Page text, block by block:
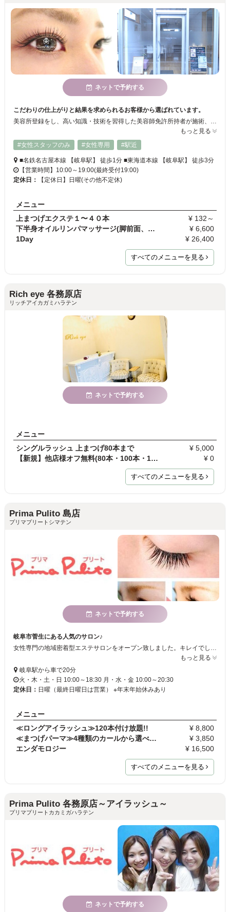
ネットで予約する
こだわりの仕上がりと結果を求められるお客様から選ばれています。
美容所登録をし、高い知識・技術を習得した美容師免許所持者が施術、スクールも併設の安心・安全なサロンです。 心安らぐひと時をお過ごしいただけるようなプライベートサロンで、「美と癒し」のお手伝いをさせていただきます。
もっと見る
#女性スタッフのみ
#女性専用 #駅近
■名鉄名古屋本線 【岐阜駅】 徒歩1分 ■東海道本線 【岐阜駅】 徒歩3分
【営業時間】10:00～19:00(最終受付19:00)
定休日：
【定休日】日曜(その他不定休)
メニュー
上まつげエクステ１〜４０本
¥ 132～
下半身オイルリンパマッサージ(脚前面、脚後面、脚裏)
¥ 6,600
1Day
¥ 26,400
すべてのメニューを見る
Rich eye 各務原店
リッチアイカガミハラテン
ネットで予約する
メニュー
シングルラッシュ 上まつげ80本まで
¥ 5,000
【新規】他店様オフ無料(80本・100本・120本メニュ-…
¥ 0
すべてのメニューを見る
Prima Pulito 島店
プリマプリートシマテン
ネットで予約する
岐阜市菅生にある人気のサロン♪
もっと見る
岐阜駅から車で20分
火・木・土・日 10:00～18:30 月・水・金 10:00～20:30
定休日： 日曜（最終日曜日は営業） ※年末年始休みあり
メニュー
≪ロングアイラッシュ≫120本付け放題!!
¥ 8,800
≪まつげパーマ≫4種類のカールから選べます
¥ 3,850
エンダモロジー
¥ 16,500
すべてのメニューを見る
Prima Pulito 各務原店～アイラッシュ～
プリマプリートカカミガハラテン
ネットで予約する